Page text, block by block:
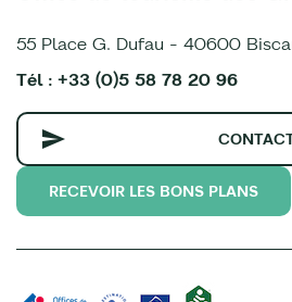
55 Place G. Dufau - 40600
Tél : +33 (0)5 58 78 20 96
RECEVOIR LES BONS PLANS